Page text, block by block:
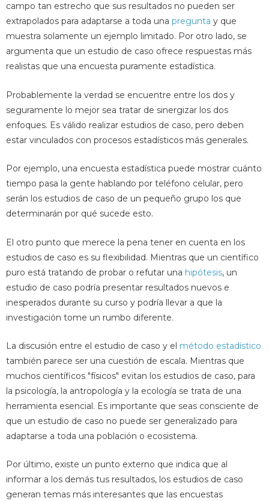
campo tan estrecho que sus resultados no pueden ser
extrapolados para adaptarse a toda una pregunta y que
muestra solamente un ejemplo limitado. Por otro lado, se
argumenta que un estudio de caso ofrece respuestas más
realistas que una encuesta puramente estadística.
Probablemente la verdad se encuentre entre los dos y
seguramente lo mejor sea tratar de sinergizar los dos
enfoques. Es válido realizar estudios de caso, pero deben
estar vinculados con procesos estadísticos más generales.
Por ejemplo, una encuesta estadística puede mostrar cuánto
tiempo pasa la gente hablando por teléfono celular, pero
serán los estudios de caso de un pequeño grupo los que
determinarán por qué sucede esto.
El otro punto que merece la pena tener en cuenta en los
estudios de caso es su flexibilidad. Mientras que un científico
puro está tratando de probar o refutar una hipótesis, un
estudio de caso podría presentar resultados nuevos e
inesperados durante su curso y podría llevar a que la
investigación tome un rumbo diferente.
La discusión entre el estudio de caso y el método estadístico
también parece ser una cuestión de escala. Mientras que
muchos científicos "físicos" evitan los estudios de caso, para
la psicología, la antropología y la ecología se trata de una
herramienta esencial. Es importante que seas consciente de
que un estudio de caso no puede ser generalizado para
adaptarse a toda una población o ecosistema.
Por último, existe un punto externo que indica que al
informar a los demás tus resultados, los estudios de caso
generan temas más interesantes que las encuestas